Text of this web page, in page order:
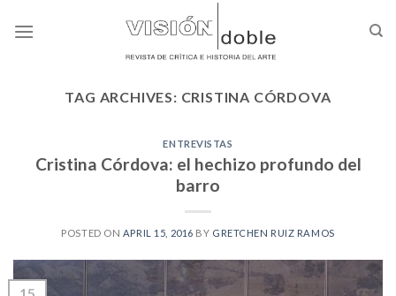
TAG ARCHIVES: CRISTINA CÓRDOVA
ENTREVISTAS
Cristina Córdova: el hechizo profundo del
barro
POSTED ON APRIL 15, 2016 BY GRETCHEN RUIZ RAMOS
15